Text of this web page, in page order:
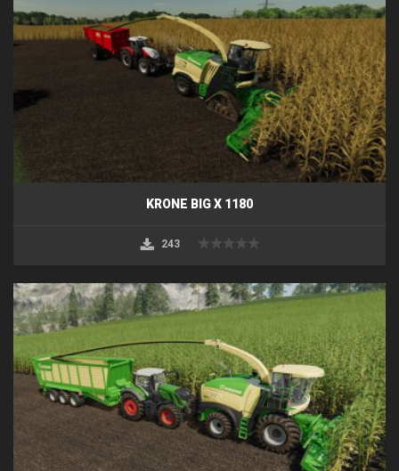
KRONE BIG X 1180
243